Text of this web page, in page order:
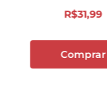
R$31,99
Comprar